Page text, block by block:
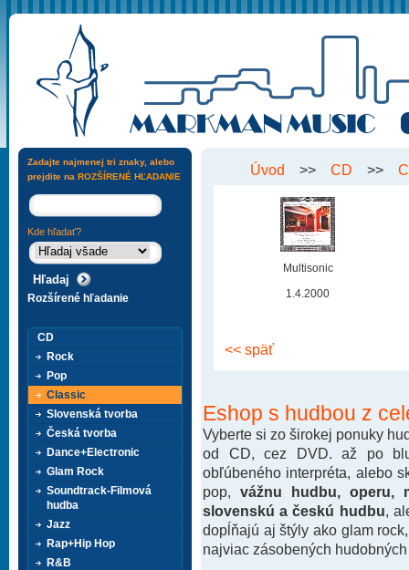
Úvod >> CD >>
Multisonic
1.4.2000
<< späť
Eshop s hudbou z
Vyberte si zo širokej ponuky
od CD, cez DVD. až po
obľúbeného interpréta, alebo
pop, vážnu hudbu, operu,
slovenskú a českú hudbu ,
dopĺňajú aj štýly ako glam
najviac zásobených
Zadajte najmenej tri znaky, alebo
prejdite na ROZŠÍRENÉ HĽADANIE
Kde hľadať?
Rozšírené hľadanie
CD
Rock
Pop
Classic
Slovenská tvorba
Česká tvorba
Dance+Electronic
Glam Rock
Soundtrack-Filmová
hudba
Jazz
Rap+Hip Hop
R&B